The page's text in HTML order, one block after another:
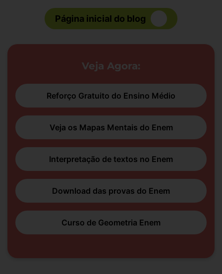
Página inicial do blog
Veja Agora:
Reforço Gratuito do Ensino Médio
Veja os Mapas Mentais do Enem
Interpretação de textos no Enem
Download das provas do Enem
Curso de Geometria Enem